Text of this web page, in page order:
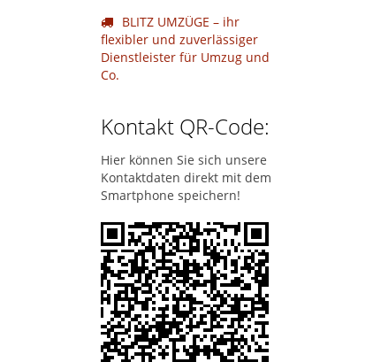
BLITZ UMZÜGE – ihr
flexibler und zuverlässiger
Dienstleister für Umzug und
Co.
Kontakt QR-Code:
Hier können Sie sich unsere
Kontaktdaten direkt mit dem
Smartphone speichern!